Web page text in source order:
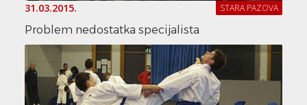
31.03.2015. STARA PAZOVA
Problem nedostatka specijalista